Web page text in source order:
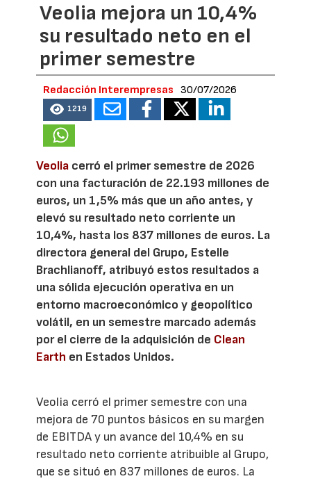
Veolia mejora un 10,4%
su resultado neto en el
primer semestre
Redacción Interempresas 30/07/2026
1219
Veolia cerró el primer semestre de 2026
con una facturación de 22.193 millones de
euros, un 1,5% más que un año antes, y
elevó su resultado neto corriente un
10,4%, hasta los 837 millones de euros. La
directora general del Grupo, Estelle
Brachlianoff, atribuyó estos resultados a
una sólida ejecución operativa en un
entorno macroeconómico y geopolítico
volátil, en un semestre marcado además
por el cierre de la adquisición de Clean
Earth en Estados Unidos.
Veolia cerró el primer semestre con una
mejora de 70 puntos básicos en su margen
de EBITDA y un avance del 10,4% en su
resultado neto corriente atribuible al Grupo,
que se situó en 837 millones de euros. La